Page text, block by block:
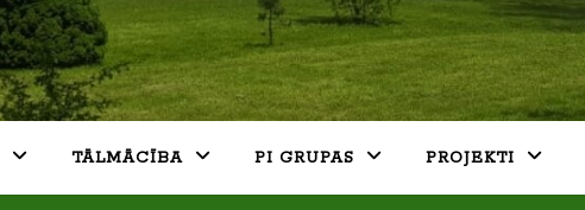
TĀLMĀCĪBA PI GRUPAS PROJEKTI